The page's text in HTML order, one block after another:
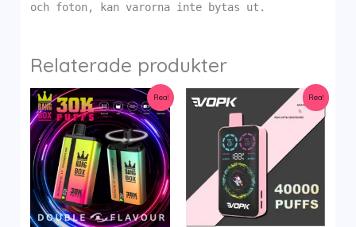
och foton, kan varorna inte bytas ut.
Relaterade produkter
Rea! Rea!